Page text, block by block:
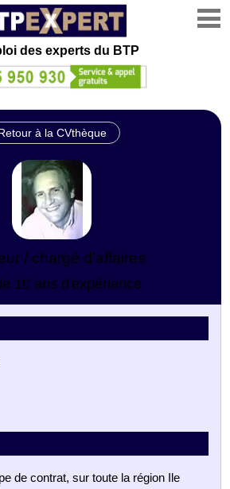
des experts du BTP
à la CVthèque
/ chargé d'affaires
10 ans d'expérience
de contrat, sur toute la région Ile